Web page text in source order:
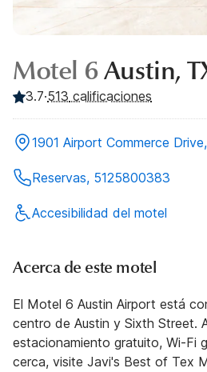
Motel 6Austin,
3.7·513 calificaciones
1901 Airport Commerce
Reservas, 5125800383
Accesibilidad del motel
Acerca de este motel
El Motel 6 Austin Airport está
centro de Austin y Sixth Street.
estacionamiento gratuito, Wi-Fi
cerca, visite Javi's Best of Tex